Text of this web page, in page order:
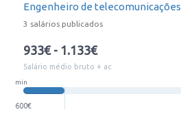
Engenheiro de telecomunicações
3 salários publicados
933€ - 1.133€
Salário médio bruto + ac
min
600€